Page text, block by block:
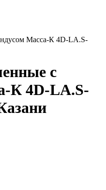
Масса-К 4D-LA.S-
с
К 4D-LA.S-